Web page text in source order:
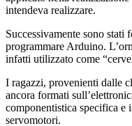
intendeva realizzare.
Successivamente sono
programmare Arduino.
infatti utilizzato come
I ragazzi, provenienti dalle
ancora formati
componentistica specifica e
servomotori.